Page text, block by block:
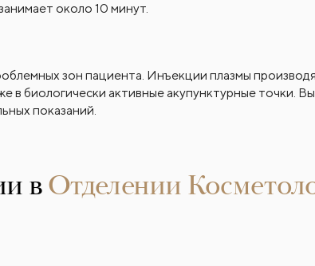
около 10 минут.
зон пациента. Инъекции плазмы
в биологически активные акупунктурные точки.
показаний.
вОтделении